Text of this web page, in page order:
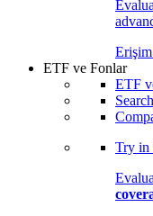
ETF ve Fonlar
ETF
Try in